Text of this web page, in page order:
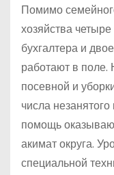
Помимо
хозяйства
бухгалтера и
работают в
посевной и
числа
помощь
акимат округа.
специальной